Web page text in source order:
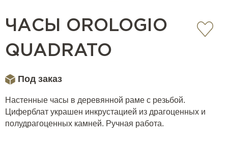
ЧАСЫ OROLOGIO
QUADRATO
Под заказ
Настенные часы в деревянной раме с резьбой.
Циферблат украшен инкрустацией из драгоценных и
полудрагоценных камней. Ручная работа.